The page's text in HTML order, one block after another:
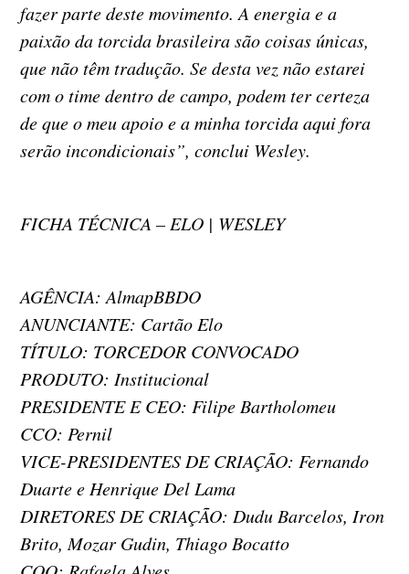
fazer parte deste movimento. A energia e a
paixão da torcida brasileira são coisas únicas,
que não têm tradução. Se desta vez não estarei
com o time dentro de campo, podem ter certeza
de que o meu apoio e a minha torcida aqui fora
serão incondicionais”, conclui Wesley.
FICHA TÉCNICA – ELO | WESLEY
AGÊNCIA: AlmapBBDO
ANUNCIANTE: Cartão Elo
TÍTULO: TORCEDOR CONVOCADO
PRODUTO: Institucional
PRESIDENTE E CEO: Filipe Bartholomeu
CCO: Pernil
VICE-PRESIDENTES DE CRIAÇÃO: Fernando
Duarte e Henrique Del Lama
DIRETORES DE CRIAÇÃO: Dudu Barcelos, Iron
Brito, Mozar Gudin, Thiago Bocatto